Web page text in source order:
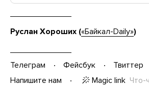
Руслан Хороших («Байкал-Daily»)
Телеграм Фейсбук Твиттер
Напишите нам
Magic link Что-